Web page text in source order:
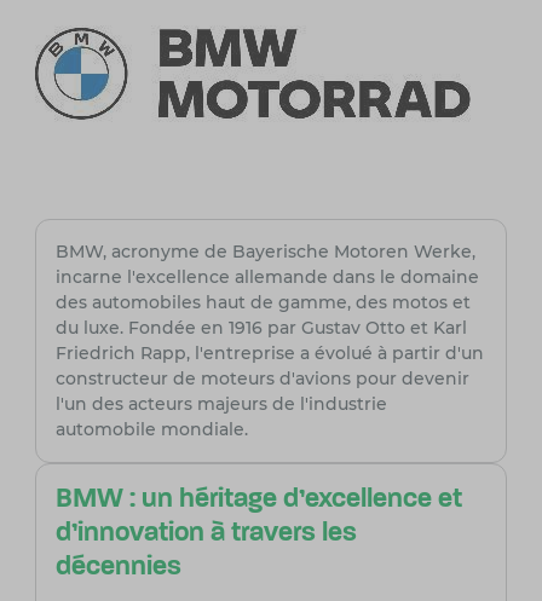
BMW, acronyme de Bayerische Motoren Werke,
incarne l'excellence allemande dans le domaine
des automobiles haut de gamme, des motos et
du luxe. Fondée en 1916 par Gustav Otto et Karl
Friedrich Rapp, l'entreprise a évolué à partir d'un
constructeur de moteurs d'avions pour devenir
l'un des acteurs majeurs de l'industrie
automobile mondiale.
BMW : un héritage d'excellence et
d'innovation à travers les
décennies